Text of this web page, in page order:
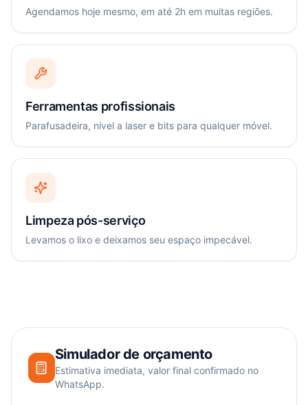
Agendamos hoje mesmo, em até 2h em muitas regiões.
Ferramentas profissionais
Parafusadeira, nível a laser e bits para qualquer móvel.
Limpeza pós-serviço
Levamos o lixo e deixamos seu espaço impecável.
Simulador de orçamento
Estimativa imediata, valor final confirmado no
WhatsApp.